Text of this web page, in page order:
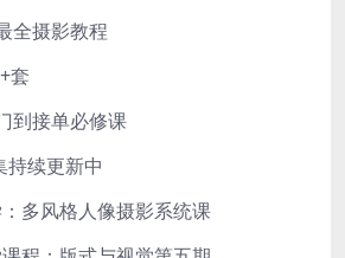
全摄影教程
套
到接单必修课
持续更新中
多风格人像摄影系统课